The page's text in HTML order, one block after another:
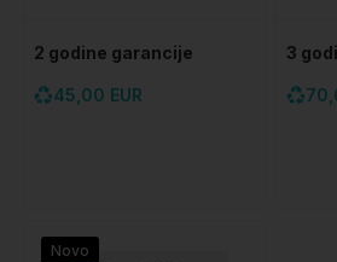
2 godine garancije
45,00 EUR
3
Novo